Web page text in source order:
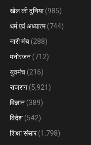
खेल की दुनिया(985)
धर्म एवं अध्यात्म(744)
नारी मंच (288)
मनोरंजन (712)
युवमंच (216)
राजराग(5,921)
विज्ञान (389)
विदेश (542)
शिक्षा संसार(1,798)